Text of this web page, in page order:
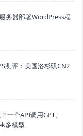
务器部署WordPress程
测评：美国洛杉矶CN2
一个API调用GPT、
多模型